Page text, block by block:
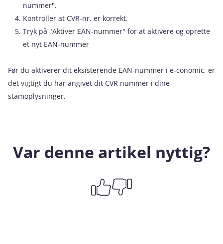
nummer".
Kontroller at CVR-nr. er korrekt.
Tryk på "Aktiver EAN-nummer" for at aktivere og oprette
et nyt EAN-nummer
Før du aktiverer dit eksisterende EAN-nummer i e‑conomic, er
det vigtigt du har angivet dit CVR nummer i dine
stamoplysninger.
Var denne artikel nyttig?